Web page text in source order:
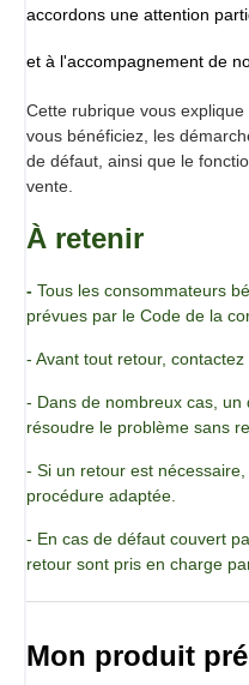
accordons une attention
et à l'accompagnement de
Cette rubrique vous
vous bénéficiez, les
de défaut, ainsi que le
vente.
À retenir
- Tous les consommateurs
prévues par le Code de la
- Avant tout retour,
- Dans de nombreux cas,
résoudre le problème sans
- Si un retour est
procédure adaptée.
- En cas de défaut couvert
retour sont pris en charge
Mon produit